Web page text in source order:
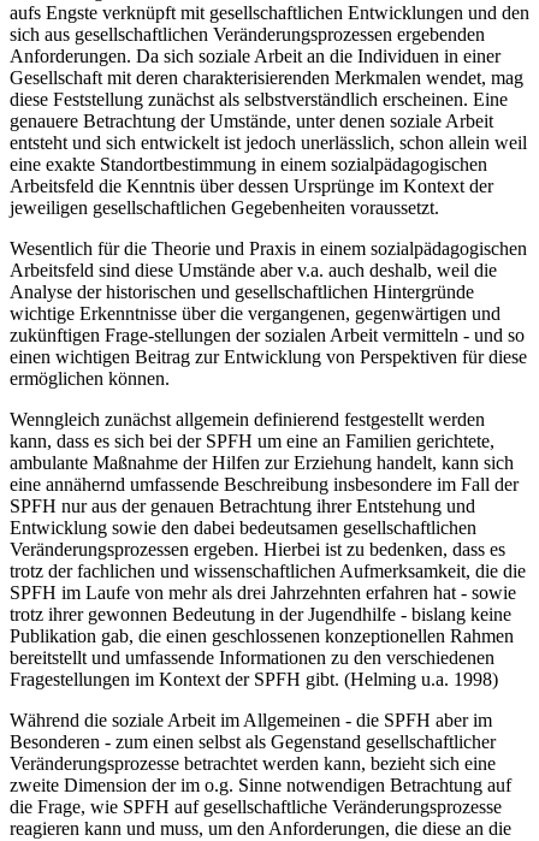
Die soziale Arbeit, ihre Theorien und Methoden sowie deren
Ausrichtung und berufliches Selbstverständnis waren - und sind -
aufs Engste verknüpft mit gesellschaftlichen Entwicklungen und den
sich aus gesell­schaftlichen Veränderungsprozessen ergebenden
Anforderungen. Da sich soziale Arbeit an die Individuen in einer
Gesellschaft mit deren charakte­risierenden Merkmalen wendet, mag
diese Feststellung zunächst als selbstverständlich erscheinen. Eine
genauere Betrachtung der Umstände, unter denen soziale Arbeit
entsteht und sich entwickelt ist jedoch uner­lässlich, schon allein weil
eine exakte Standortbestimmung in einem sozialpädagogischen
jeweiligen gesellschaftlichen Gegebenheiten voraussetzt.
Wesentlich für die Theorie und Praxis in einem sozialpädagogischen
Arbeitsfeld sind diese Umstände aber v.a. auch deshalb, weil die
Analyse der historischen und gesellschaftlichen Hintergründe
wichtige Erkennt­nisse über die vergangenen, gegenwärtigen und
zukünftigen Frage-stellungen der sozialen Arbeit vermitteln - und so
ermöglichen können.
Wenngleich zunächst allgemein definierend festgestellt werden
kann, dass es sich bei der SPFH um eine an Familien gerichtete,
ambulante Maßnahme der Hilfen zur Erziehung handelt, kann sich
eine annähernd umfassende Beschreibung insbesondere im Fall der
SPFH nur aus der genauen Betrachtung ihrer Entstehung und
Entwicklung sowie den dabei bedeutsamen gesellschaftlichen
Veränderungsprozessen ergeben. Hierbei ist zu bedenken, dass es
trotz der fachlichen und wissenschaftlichen Aufmerksamkeit, die die
SPFH im Laufe von mehr als drei Jahrzehnten erfahren hat - sowie
trotz ihrer gewonnen Bedeutung in der Jugendhilfe - bislang keine
Publikation gab, die einen geschlossenen konzeptionellen Rahmen
Fragestellungen im Kontext der SPFH gibt. (Helming u.a. 1998)
Während die soziale Arbeit im Allgemeinen - die SPFH aber im
Besonderen - zum einen selbst als Gegenstand gesellschaftlicher
Verän­derungsprozesse betrachtet werden kann, bezieht sich eine
zweite Dimen­sion der im o.g. Sinne notwendigen Betrachtung auf